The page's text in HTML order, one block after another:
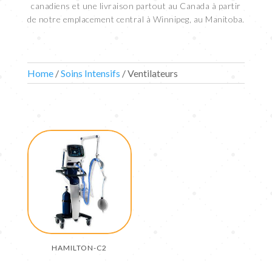
canadiens et une livraison partout au Canada à partir
de notre emplacement central à Winnipeg, au Manitoba.
Home/Soins Intensifs / Ventilateurs
HAMILTON-C2